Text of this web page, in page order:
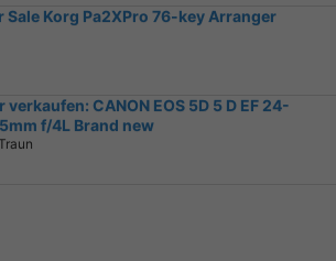
For Sale Korg Pa2XPro 76-key Arranger
verkaufen: CANON EOS 5D 5 D EF 24-
f/4L Brand new